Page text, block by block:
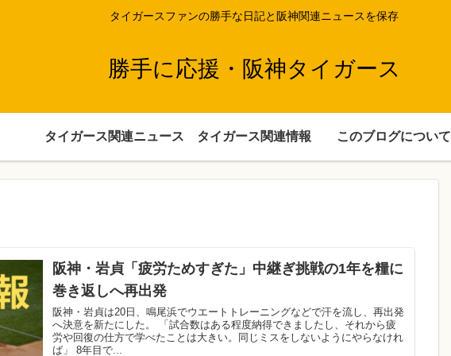
タイガースファンの勝手な日記と阪神関連ニュースを保存
勝手に応援・阪神タイガース
タイガース関連ニュース タイガース関連情報 このブログについて
阪神・岩貞「疲労ためすぎた」中継ぎ挑戦の1年を糧に
巻き返しへ再出発
阪神・岩貞は20日、鳴尾浜でウエートトレーニングなどで汗を流し、再出発
へ決意を新たにした。 「試合数はある程度納得できましたし、それから疲
労や回復の仕方で学べたことは大きい。同じミスをしないようにやらなけれ
ば」 8年目で...